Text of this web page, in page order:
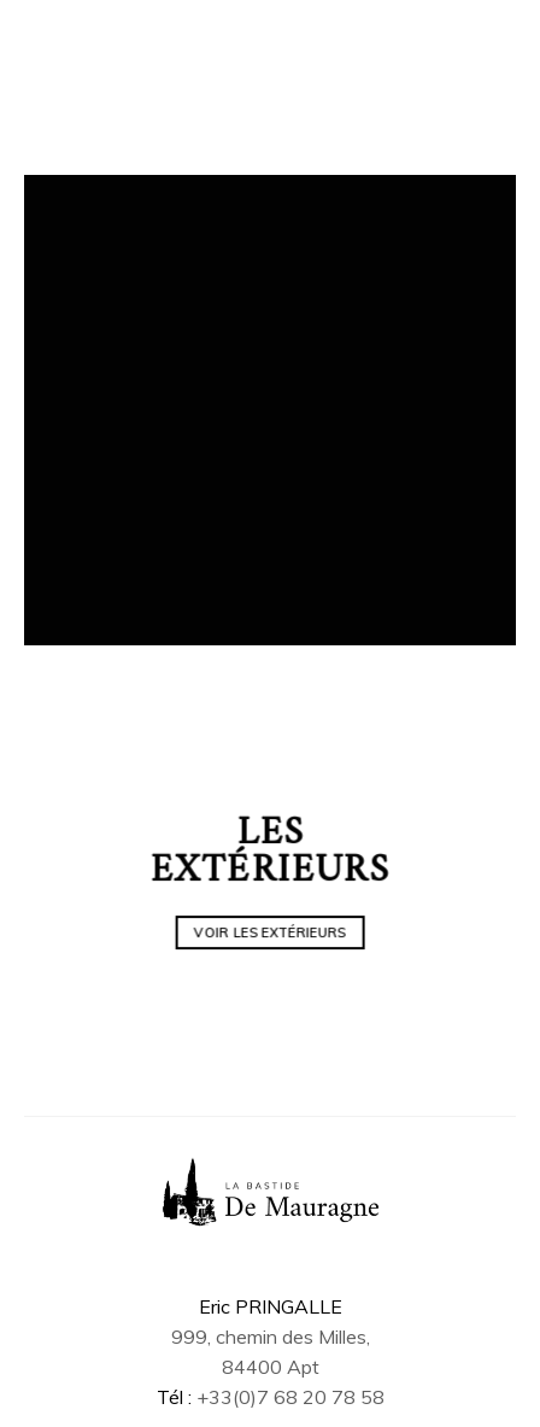
LES
EXTÉRIEURS
VOIR LES EXTÉRIEURS
Eric PRINGALLE
999, chemin des Milles,
84400 Apt
Tél : +33(0)7 68 20 78 58